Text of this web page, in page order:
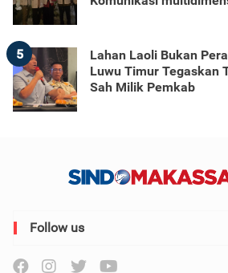
5
Lahan Laoli Bukan
Luwu Timur Tegaskan
Sah Milik Pemkab
Follow us